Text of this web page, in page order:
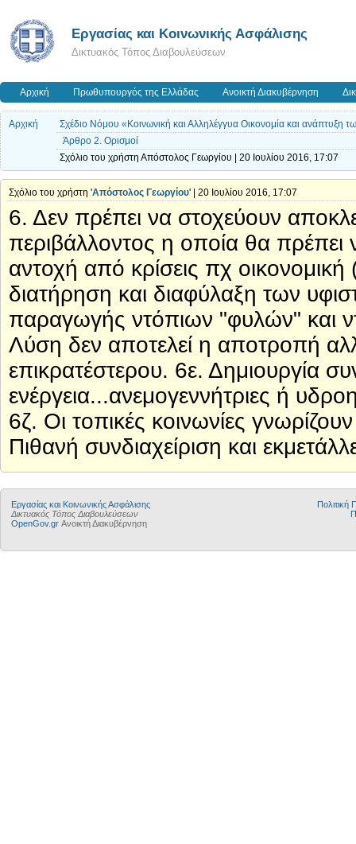
Εργασίας και Κοινωνικής Ασφάλισης
Δικτυακός Τόπος Διαβουλεύσεων
Αρχική Πρωθυπουργός της Ελλάδας Ανοικτή Διακυβέρνηση
Αρχική
Σχέδιο Νόμου «Κοινωνική και Αλληλέγγυα Οικονομία και ανάπτυξη
Άρθρο 2. Ορισμοί
Σχόλιο του χρήστη Απόστολος Γεωργίου | 20 Ιουλίου 2016, 17:07
Σχόλιο του χρήστη 'Απόστολος Γεωργίου' | 20 Ιουλίου 2016, 17:07
6. Δεν πρέπει να στοχεύουν
περιβάλλοντος η οποία θα πρέπει
αντοχή από κρίσεις πχ
διατήρηση και διαφύλαξη των
παραγωγής ντόπιων "φυλών" και
Λύση δεν αποτελεί η αποτροπή
επικρατέστερου. 6ε. Δημιουργία
ενέργεια...ανεμογεννήτριες ή
6ζ. Οι τοπικές κοινωνίες
Πιθανή συνδιαχείριση και
Εργασίας και Κοινωνικής Ασφάλισης
Δικτυακός Τόπος Διαβουλεύσεων
OpenGov.gr Ανοικτή Διακυβέρνηση